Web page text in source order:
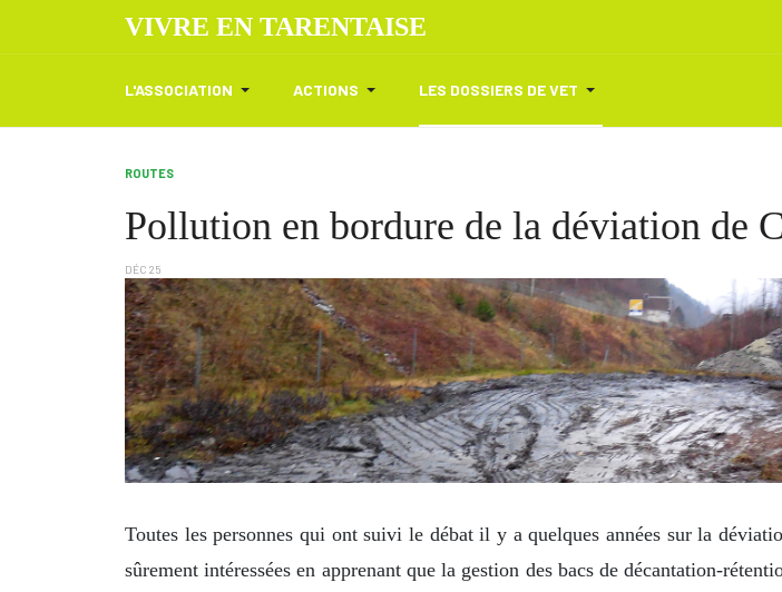
VIVRE EN TARENTAISE
L'ASSOCIATION ACTIONS LES DOSSIERS DE VET
ROUTES
Pollution en bordure de la déviation de
DÉC 25
Toutes les personnes qui ont suivi le débat il y a quelques années sur la
sûrement intéressées en apprenant que la gestion des bacs de décantation-